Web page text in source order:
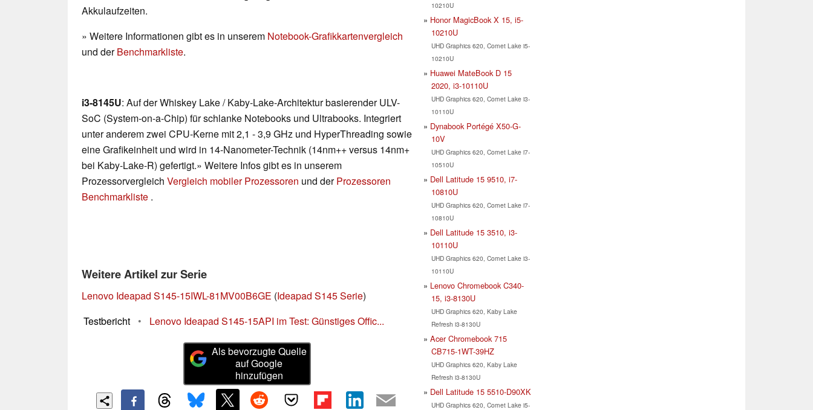
Akkulaufzeiten.
» Weitere Informationen gibt es in unserem Notebook-Grafikkartenvergleich
und derBenchmarkliste.
i3-8145U: Auf der Whiskey Lake / Kaby-Lake-Architektur basierender ULV-
SoC (System-on-a-Chip) für schlanke Notebooks und Ultrabooks. Integriert
unter anderem zwei CPU-Kerne mit 2,1 - 3,9 GHz und HyperThreading sowie
eine Grafikeinheit und wird in 14-Nanometer-Technik (14nm++ versus 14nm+
bei Kaby-Lake-R) gefertigt.» Weitere Infos gibt es in unserem
Prozessorvergleich Vergleich mobiler Prozessoren und derProzessoren
Benchmarkliste .
Weitere Artikel zur Serie
Lenovo Ideapad S145-15IWL-81MV00B6GE (Ideapad S145 Serie)
Testbericht
• Lenovo Ideapad S145-15API im Test: Günstiges Offic...
Als bevorzugte Quelle
auf Google
hinzufügen
10210U
Honor MagicBook X 15, i5-
10210U
UHD Graphics 620, Comet Lake i5-
10210U
Huawei MateBook D 15
2020, i3-10110U
UHD Graphics 620, Comet Lake i3-
10110U
Dynabook Portégé X50-G-
10V
UHD Graphics 620, Comet Lake i7-
10510U
Dell Latitude 15 9510, i7-
10810U
UHD Graphics 620, Comet Lake i7-
10810U
Dell Latitude 15 3510, i3-
10110U
UHD Graphics 620, Comet Lake i3-
10110U
Lenovo Chromebook C340-
15, i3-8130U
UHD Graphics 620, Kaby Lake
Refresh i3-8130U
Acer Chromebook 715
CB715-1WT-39HZ
UHD Graphics 620, Kaby Lake
Refresh i3-8130U
Dell Latitude 15 5510-D90XK
UHD Graphics 620, Comet Lake i5-